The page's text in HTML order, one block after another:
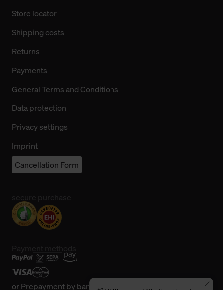
Store locator
Shipping costs
Returns
Payments
General Terms and Conditions
Data protection
Privacy settings
Imprint
Cancellation Form
orPrepayment by bank transfer